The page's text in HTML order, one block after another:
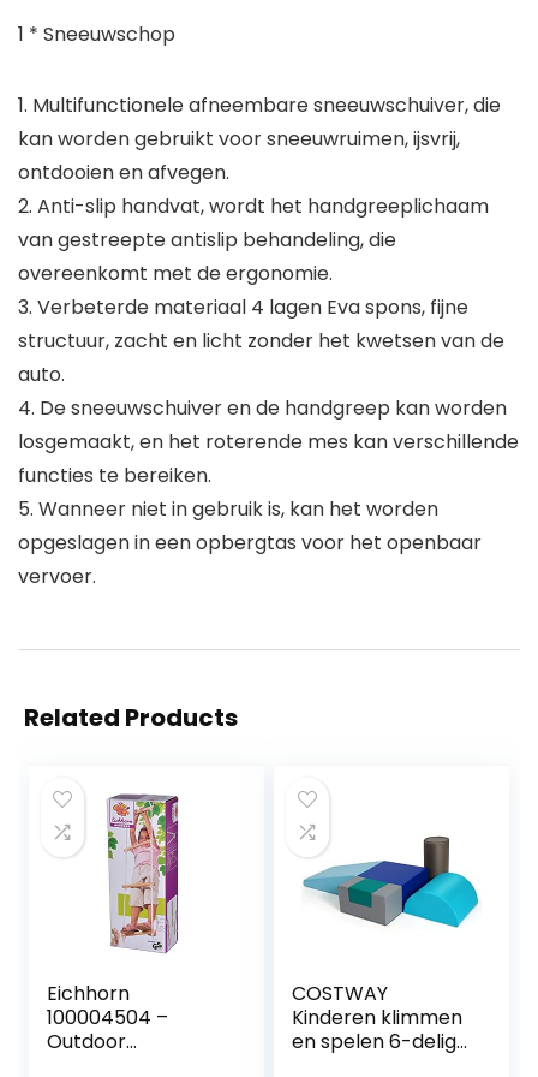
1 * Sneeuwschop
1. Multifunctionele afneembare sneeuwschuiver, die
kan worden gebruikt voor sneeuwruimen, ijsvrij,
ontdooien en afvegen.
2. Anti-slip handvat, wordt het handgreeplichaam
van gestreepte antislip behandeling, die
overeenkomt met de ergonomie.
3. Verbeterde materiaal 4 lagen Eva spons, fijne
structuur, zacht en licht zonder het kwetsen van de
auto.
4. De sneeuwschuiver en de handgreep kan worden
losgemaakt, en het roterende mes kan verschillende
functies te bereiken.
5. Wanneer niet in gebruik is, kan het worden
opgeslagen in een opbergtas voor het openbaar
vervoer.
Related Products
Eichhorn
100004504 –
Outdoor
COSTWAY
Kinderen klimmen
en spelen 6-delige